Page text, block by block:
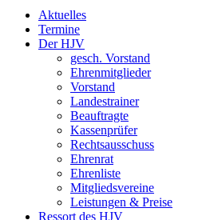
Aktuelles
Termine
Der HJV
gesch. Vorstand
Ehrenmitglieder
Vorstand
Landestrainer
Beauftragte
Kassenprüfer
Rechtsausschuss
Ehrenrat
Ehrenliste
Mitgliedsvereine
Leistungen & Preise
Ressort des HJV